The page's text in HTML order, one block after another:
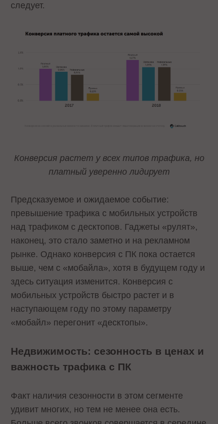
следует.
Конверсия растет у всех типов трафика, но
платный уверенно лидирует
Предсказуемое и ожидаемое событие:
превышение трафика с мобильных устройств
над трафиком с десктопов. Гаджеты «рулят»,
наконец, это стало заметно и на рекламном
рынке. Однако конверсия с ПК пока остается
выше, чем с «мобайла», хотя в будущем году и
здесь ситуация изменится. Конверсия с
мобильных устройств быстро растет и в
наступающем году по этому параметру
«мобайл» перегонит «десктопы».
Недвижимость: сезонность в ценах и
важность трафика с ПК
Факт наличия сезонности в этом сегменте
удивит многих, но тем не менее она есть.